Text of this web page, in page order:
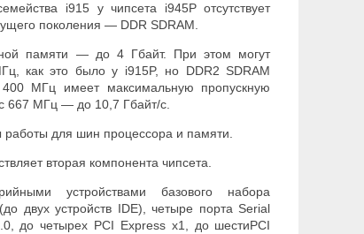
i915 у чипсета i945P отсутствует
поколения — DDR SDRAM.
памяти — до 4 Гбайт. При этом могут
как это было у i915P, но DDR2 SDRAM
МГц имеет максимальную пропускную
667 МГц — до 10,7 Гбайт/с.
для шин процессора и памяти.
вторая компонента чипсета.
устройствами базового набора
двух устройств IDE), четыре порта Serial
до четырех PCI Express x1, до шестиPCI